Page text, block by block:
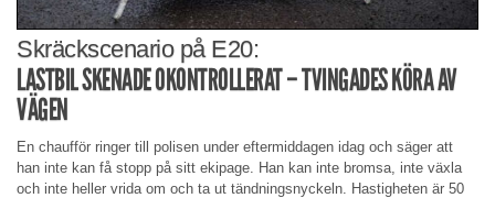
Skräckscenario på E20:
LASTBIL SKENADE OKONTROLLERAT – TVINGADES KÖRA AV
VÄGEN
En chaufför ringer till polisen under eftermiddagen idag och säger att
han inte kan få stopp på sitt ekipage. Han kan inte bromsa, inte växla
och inte heller vrida om och ta ut tändningsnyckeln. Hastigheten är 50